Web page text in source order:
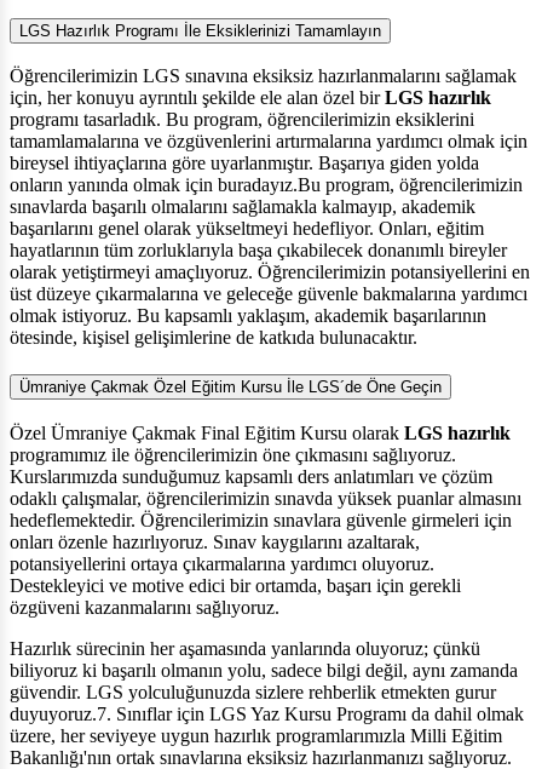
LGS Hazırlık Programı İle Eksiklerinizi Tamamlayın
Öğrencilerimizin LGS sınavına eksiksiz hazırlanmalarını sağlamak
için, her konuyu ayrıntılı şekilde ele alan özel birLGS hazırlık
programı tasarladık. Bu program, öğrencilerimizin eksiklerini
tamamlamalarına ve özgüvenlerini artırmalarına yardımcı olmak için
bireysel ihtiyaçlarına göre uyarlanmıştır. Başarıya giden yolda
onların yanında olmak için buradayız.Bu program, öğrencilerimizin
sınavlarda başarılı olmalarını sağlamakla kalmayıp, akademik
başarılarını genel olarak yükseltmeyi hedefliyor. Onları, eğitim
hayatlarının tüm zorluklarıyla başa çıkabilecek donanımlı bireyler
olarak yetiştirmeyi amaçlıyoruz. Öğrencilerimizin potansiyellerini en
üst düzeye çıkarmalarına ve geleceğe güvenle bakmalarına yardımcı
olmak istiyoruz. Bu kapsamlı yaklaşım, akademik başarılarının
ötesinde, kişisel gelişimlerine de katkıda bulunacaktır.
Ümraniye Çakmak Özel Eğitim Kursu İle LGS´de Öne Geçin
Özel Ümraniye Çakmak Final Eğitim Kursu olarak LGS hazırlık
programımız ile öğrencilerimizin öne çıkmasını sağlıyoruz.
Kurslarımızda sunduğumuz kapsamlı ders anlatımları ve çözüm
odaklı çalışmalar, öğrencilerimizin sınavda yüksek puanlar almasını
hedeflemektedir. Öğrencilerimizin sınavlara güvenle girmeleri için
onları özenle hazırlıyoruz. Sınav kaygılarını azaltarak,
potansiyellerini ortaya çıkarmalarına yardımcı oluyoruz.
Destekleyici ve motive edici bir ortamda, başarı için gerekli
özgüveni kazanmalarını sağlıyoruz.
Hazırlık sürecinin her aşamasında yanlarında oluyoruz; çünkü
biliyoruz ki başarılı olmanın yolu, sadece bilgi değil, aynı zamanda
güvendir. LGS yolculuğunuzda sizlere rehberlik etmekten gurur
duyuyoruz.7. Sınıflar için LGS Yaz Kursu Programı da dahil olmak
üzere, her seviyeye uygun hazırlık programlarımızla Milli Eğitim
Bakanlığı'nın ortak sınavlarına eksiksiz hazırlanmanızı sağlıyoruz.